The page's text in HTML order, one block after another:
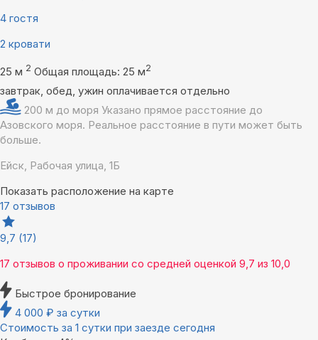
4 гостя
2 кровати
25 м 2 Общая площадь: 25 м2
завтрак, обед, ужин оплачивается отдельно
200 м до моря Указано прямое расстояние до
Азовского моря. Реальное расстояние в пути может быть
больше.
Ейск, Рабочая улица, 1Б
Показать расположение на карте
17 отзывов
9,7 (17)
17 отзывов о проживании со средней оценкой 9,7 из 10,0
Быстрое бронирование
4 000 ₽ за сутки
Стоимость за 1 сутки при заезде сегодня